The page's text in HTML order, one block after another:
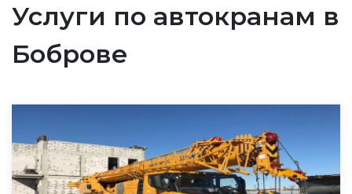
Услуги по автокранам в
Боброве